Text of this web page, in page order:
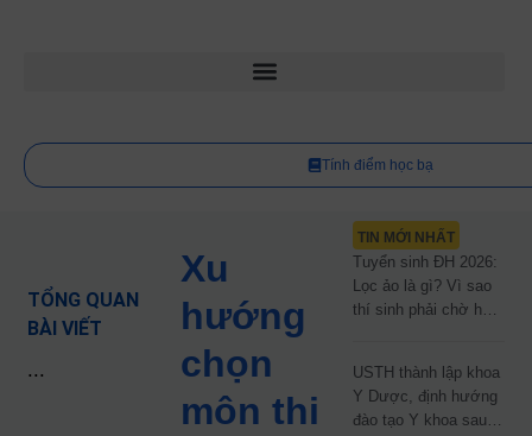
Tính điểm học bạ
TỔNG QUAN
BÀI VIẾT
...
Xu
hướng
chọn
môn thi
TIN MỚI NHẤT
Tuyển sinh ĐH 2026:
Lọc ảo là gì? Vì sao
thí sinh phải chờ hơn
USTH thành lập khoa
Y Dược, định hướng
đào tạo Y khoa sau